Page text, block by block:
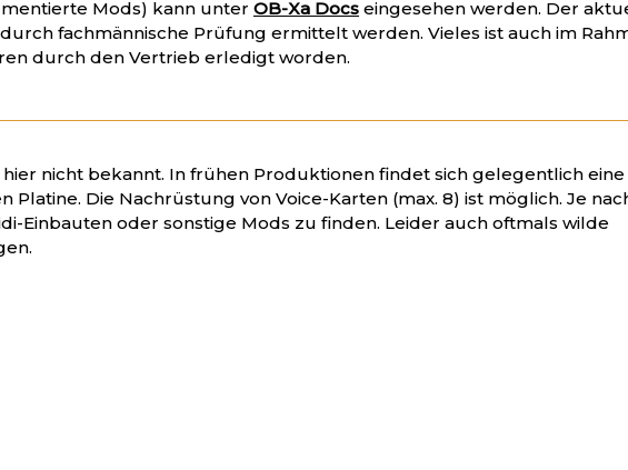
Mods) kann unter OB-Xa Docs eingesehen werden. Der
fachmännische Prüfung ermittelt werden. Vieles ist auch im
durch den Vertrieb erledigt worden.
nicht bekannt. In frühen Produktionen findet sich gelegentlich eine
Die Nachrüstung von Voice-Karten (max. 8) ist möglich. Je
Einbauten oder sonstige Mods zu finden. Leider auch oftmals wilde